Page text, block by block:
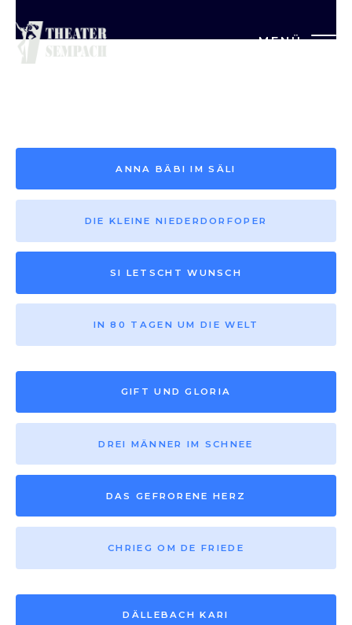
MENÜ
Saison vor 2013
ANNA BÄBI IM SÄLI
DIE KLEINE NIEDERDORFOPER
SI LETSCHT WUNSCH
IN 80 TAGEN UM DIE WELT
GIFT UND GLORIA
DREI MÄNNER IM SCHNEE
DAS GEFRORENE HERZ
CHRIEG OM DE FRIEDE
DÄLLEBACH KARI